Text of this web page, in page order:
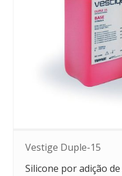
Vestige Duple-15
Silicone por adição